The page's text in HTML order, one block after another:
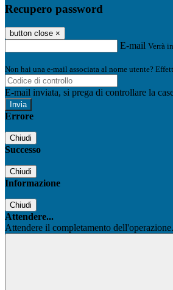
Recupero password
button close ×
E-mail Verrà
Non hai una e-mail associata al nome utente?
E-mail inviata, si prega di controllare la
Errore
Chiudi
Successo
Chiudi
Informazione
Chiudi
Attendere...
Attendere il completamento